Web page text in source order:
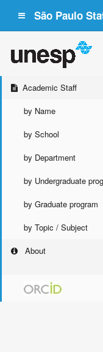
São Paulo
Academic Staff
by Name
by School
by Department
by Undergraduate
by Graduate program
by Topic / Subject
About